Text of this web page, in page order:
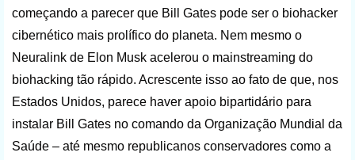
começando a parecer que Bill Gates pode ser o biohacker
cibernético mais prolífico do planeta. Nem mesmo o
Neuralink de Elon Musk acelerou o mainstreaming do
biohacking tão rápido. Acrescente isso ao fato de que, nos
Estados Unidos, parece haver apoio bipartidário para
instalar Bill Gates no comando da Organização Mundial da
Saúde – até mesmo republicanos conservadores como a